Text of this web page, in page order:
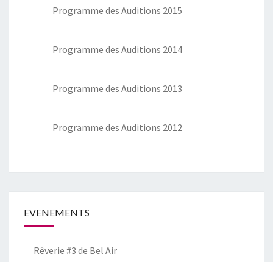
Programme des Auditions 2015
Programme des Auditions 2014
Programme des Auditions 2013
Programme des Auditions 2012
EVENEMENTS
Rêverie #3 de Bel Air